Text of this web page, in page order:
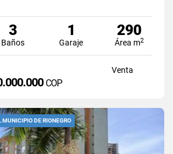
3
Baños
1
Garaje
290
Área m2
Venta
COP
DE RIONEGRO